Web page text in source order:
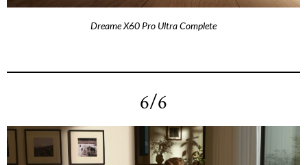
Dreame X60 Pro Ultra Complete
6/6